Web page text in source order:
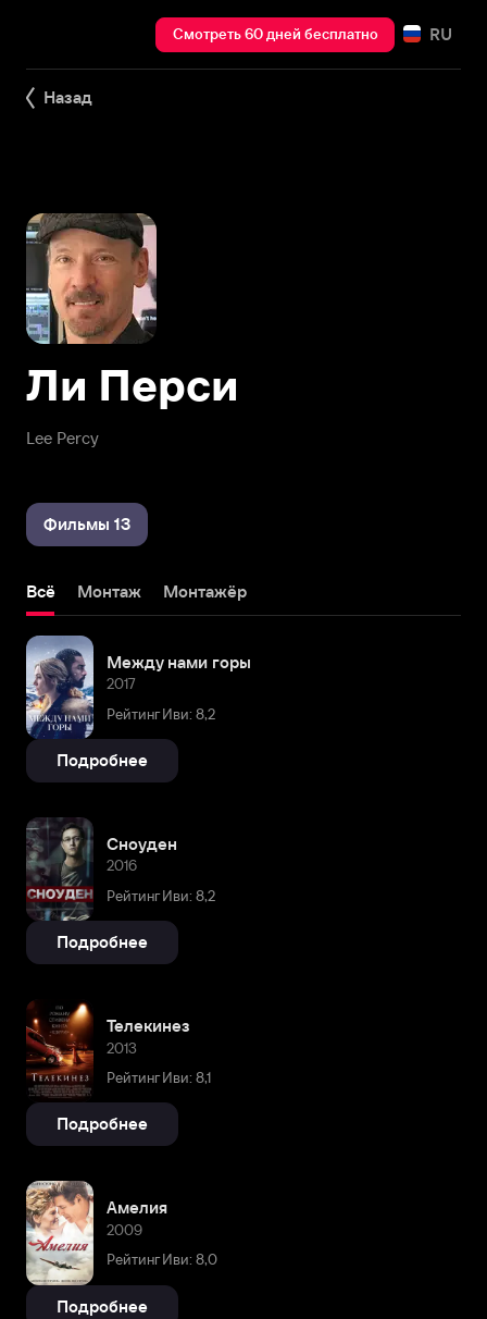
Смотреть 60 дней бесплатно RU
Назад
Lee Percy
Ли Перси
Фильмы 13
Всё Монтаж Монтажёр
Между нами горы
2017
Рейтинг Иви: 8,2
Подробнее
Сноуден
2016
Рейтинг Иви: 8,2
Подробнее
Телекинез
2013
Рейтинг Иви: 8,1
Подробнее
Амелия
2009
Рейтинг Иви: 8,0
Подробнее